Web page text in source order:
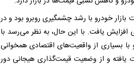
خودرو با رشد چشمگیری روبرو بود و در
یافت. با این حال، به نظر می‌رسد با
بسیاری از واقعیت‌های اقتصادی همخوانی
یافته و از وضعیت قیمت‌گذاری هیجانی دور